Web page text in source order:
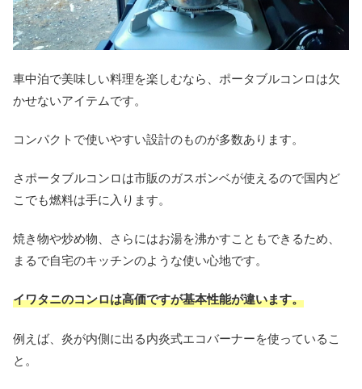
車中泊で美味しい料理を楽しむなら、ポータブルコンロは欠
かせないアイテムです。
コンパクトで使いやすい設計のものが多数あります。
さポータブルコンロは市販のガスボンベが使えるので国内ど
こでも燃料は手に入ります。
焼き物や炒め物、さらにはお湯を沸かすこともできるため、
まるで自宅のキッチンのような使い心地です。
イワタニのコンロは高価ですが基本性能が違います。
例えば、炎が内側に出る内炎式エコバーナーを使っているこ
と。